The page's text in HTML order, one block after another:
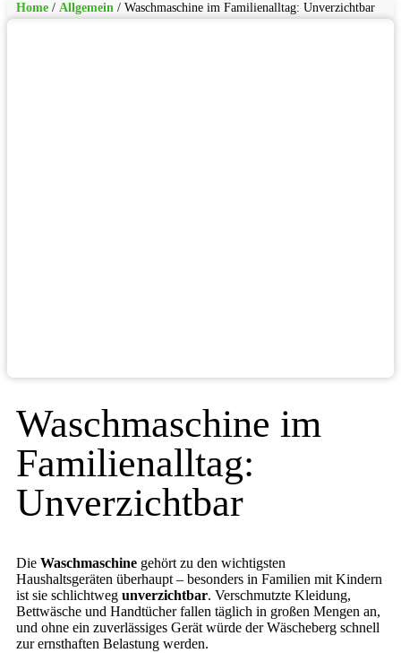
Home / Allgemein / Waschmaschine im Familienalltag: Unverzichtbar
Waschmaschine im
Familienalltag:
Unverzichtbar
Die Waschmaschine gehört zu den wichtigsten
Haushaltsgeräten überhaupt – besonders in Familien mit Kindern
ist sie schlichtweg unverzichtbar. Verschmutzte Kleidung,
Bettwäsche und Handtücher fallen täglich in großen Mengen an,
und ohne ein zuverlässiges Gerät würde der Wäscheberg schnell
zur ernsthaften Belastung werden.